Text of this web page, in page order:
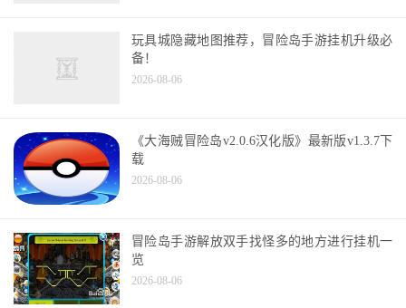
玩具城隐藏地图推荐，冒险岛手游挂机升级必
备！
2026-08-06
《大海贼冒险岛v2.0.6汉化版》最新版v1.3.7下
载
2026-08-06
冒险岛手游解放双手找怪多的地方进行挂机一
览
2026-08-06